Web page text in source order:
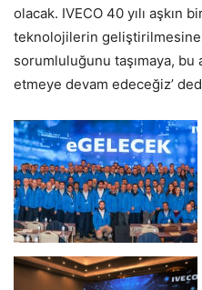
olacak. IVECO 40 yılı aşkın
teknolojilerin
sorumluluğunu taşımaya,
etmeye devam edeceğiz’